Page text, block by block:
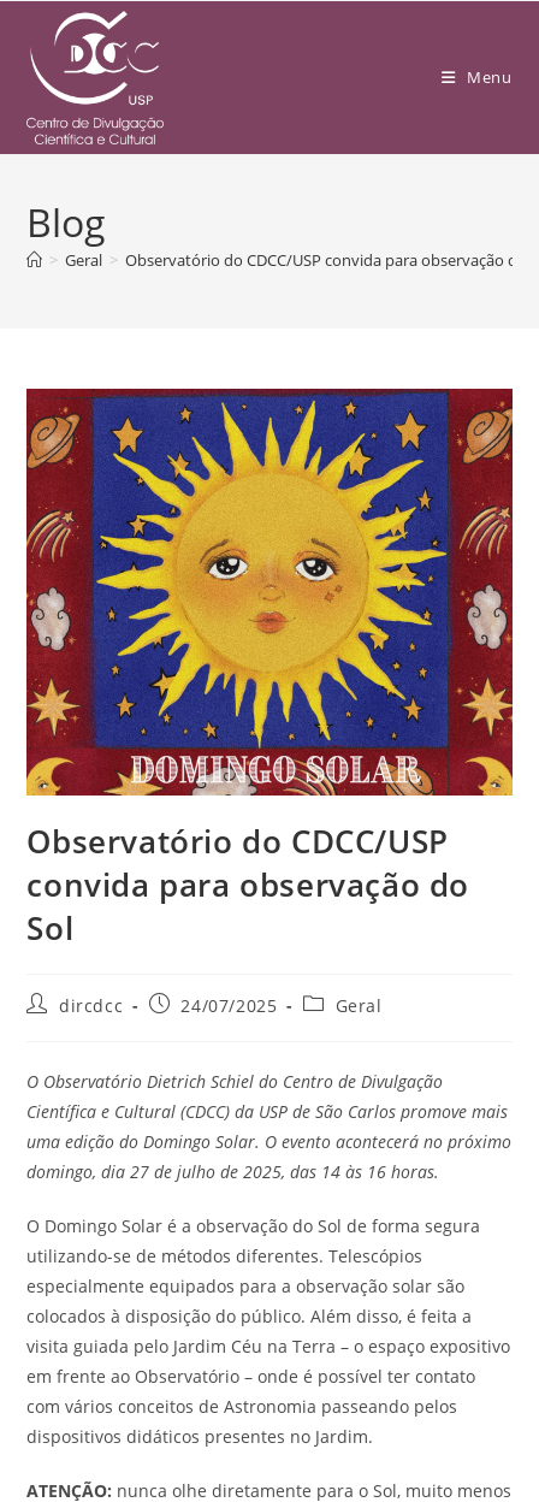
Menu
Blog
> Geral > Observatório do CDCC/USP convida para observação do
Observatório do CDCC/USP
convida para observação do
Sol
dircdcc 24/07/2025 Geral
O Observatório Dietrich Schiel do Centro de Divulgação
Científica e Cultural (CDCC) da USP de São Carlos promove mais
uma edição do Domingo Solar. O evento acontecerá no próximo
domingo, dia 27 de julho de 2025, das 14 às 16 horas.
O Domingo Solar é a observação do Sol de forma segura
utilizando-se de métodos diferentes. Telescópios
especialmente equipados para a observação solar são
colocados à disposição do público. Além disso, é feita a
visita guiada pelo Jardim Céu na Terra – o espaço expositivo
em frente ao Observatório – onde é possível ter contato
com vários conceitos de Astronomia passeando pelos
dispositivos didáticos presentes no Jardim.
ATENÇÃO: nunca olhe diretamente para o Sol, muito menos